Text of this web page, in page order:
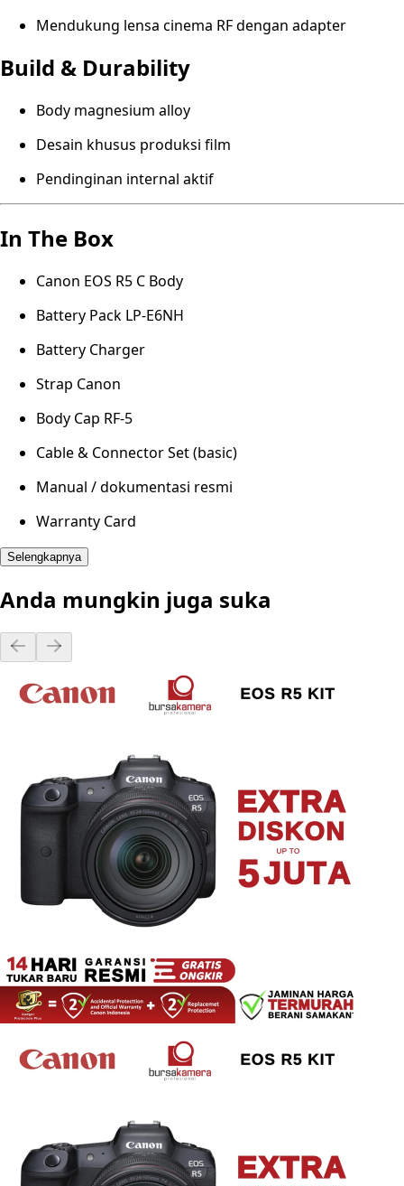
Mendukung lensa cinema RF dengan adapter
Build & Durability
Body magnesium alloy
Desain khusus produksi film
Pendinginan internal aktif
In The Box
Canon EOS R5 C Body
Battery Pack LP-E6NH
Battery Charger
Strap Canon
Body Cap RF-5
Cable & Connector Set (basic)
Manual / dokumentasi resmi
Warranty Card
Selengkapnya
Anda mungkin juga suka